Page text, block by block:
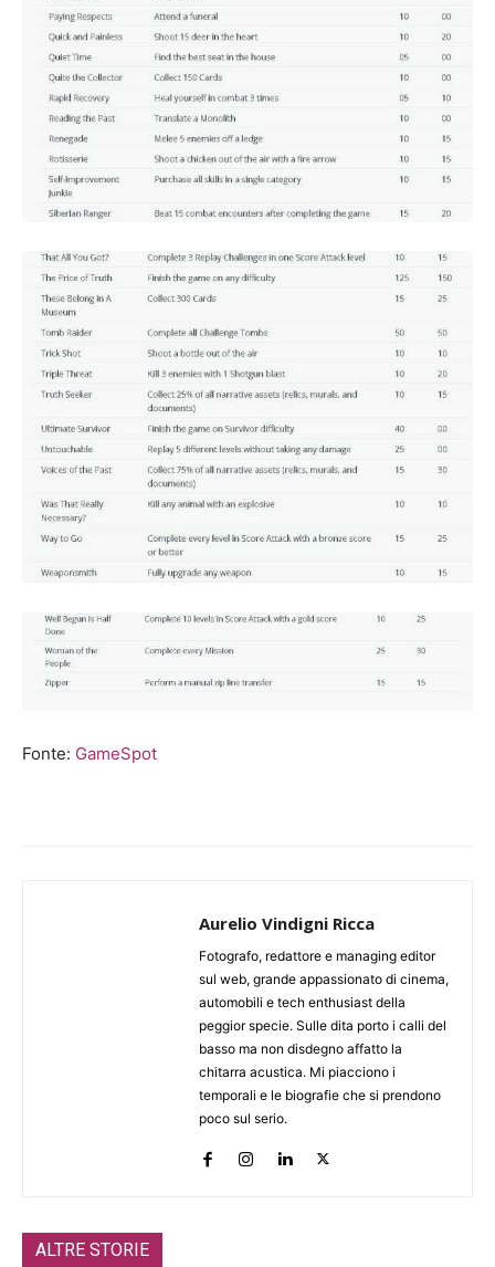
Fonte: GameSpot
Aurelio Vindigni Ricca
Fotografo, redattore e managing editor
sul web, grande appassionato di cinema,
automobili e tech enthusiast della
peggior specie. Sulle dita porto i calli del
basso ma non disdegno affatto la
chitarra acustica. Mi piacciono i
temporali e le biografie che si prendono
poco sul serio.
ALTRE STORIE